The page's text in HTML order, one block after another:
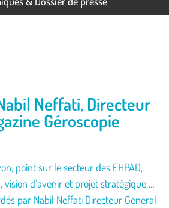
Neffati, Directeur
Géroscopie
point sur le secteur des EHPAD,
d’avenir et projet stratégique …
par Nabil Neffati Directeur Général